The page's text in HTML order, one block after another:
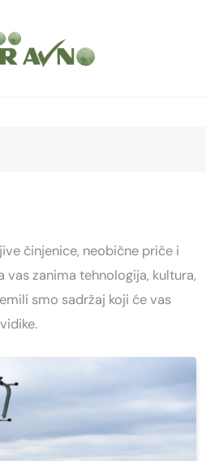
činjenice, neobične priče i
vas zanima tehnologija, kultura,
smo sadržaj koji će vas